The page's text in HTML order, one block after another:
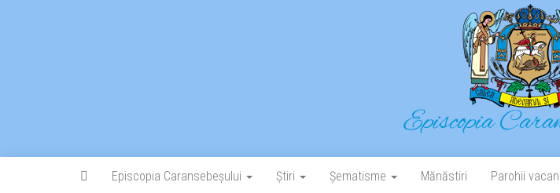
Episcopia
Situl oficial al Episcopiei Caransebeșului
Episcopia Caransebeșului Știri Șematisme Mănăstiri Parohii